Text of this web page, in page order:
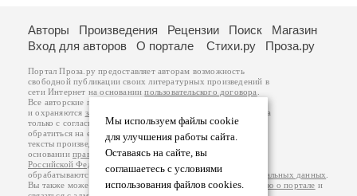
Мы используем файлы cookie
для улучшения работы сайта.
Оставаясь на сайте, вы
соглашаетесь с условиями
использования файлов cookies.
Авторы Произведения Рецензии Поиск
Магазин
Вход для авторов
О портале Стихи.ру Проза.ру
Портал Проза.ру предоставляет авторам возможность
свободной публикации своих литературных произведений в
сети Интернет на основаниипользовательского договора
Все авторские права на произведения принадлежат авторам
и охраняются законом
. Перепечатка произведений возможна
только с согласия его автора, к которому вы можете
обратиться на его авторской странице. Ответственность за
тексты произведений авторы несут самостоятельно на
основанииправил публикацииизаконодательства
Российской Федерации
обрабатываются на основанииПолитики обработки персональных данных
Вы также можете посмотреть более подробнуюинформацию о портале и